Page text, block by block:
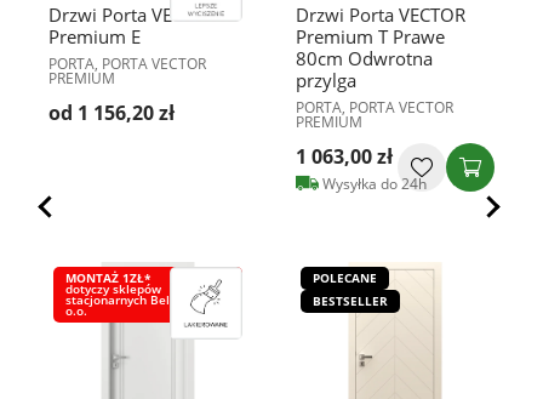
Drzwi Porta VECTOR
Premium E
PORTA, PORTA VECTOR
PREMIUM
od 1 156,20 zł
MONTAŻ 1ZŁ*
dotyczy sklepów
stacjonarnych Bel-Pol Sp. z
o.o.
Drzwi Porta VECTOR
Premium T Prawe
80cm Odwrotna
przylga
PORTA, PORTA VECTOR
PREMIUM
1 063,00 zł
Wysyłka do 24h
POLECANE
BESTSELLER